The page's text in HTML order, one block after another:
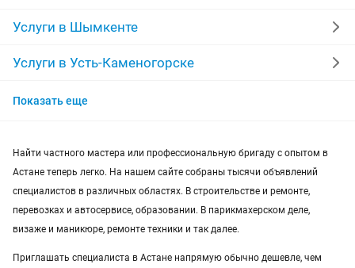
москитные сетки
ремонт стиральных машин диван
грузоперевозки газель
прихожая двери ремонт
Услуги в Шымкенте
Услуги в Усть-Каменогорске
Услуги в Актобе
Услуги в Таразе
Услуги в Павлодаре
Показать еще
Найти частного мастера или профессиональную бригаду с опытом в
Астане теперь легко. На нашем сайте собраны тысячи объявлений
специалистов в различных областях. В строительстве и ремонте,
перевозках и автосервисе, образовании. В парикмахерском деле,
визаже и маникюре, ремонте техники и так далее.
Приглашать специалиста в Астане напрямую обычно дешевле, чем